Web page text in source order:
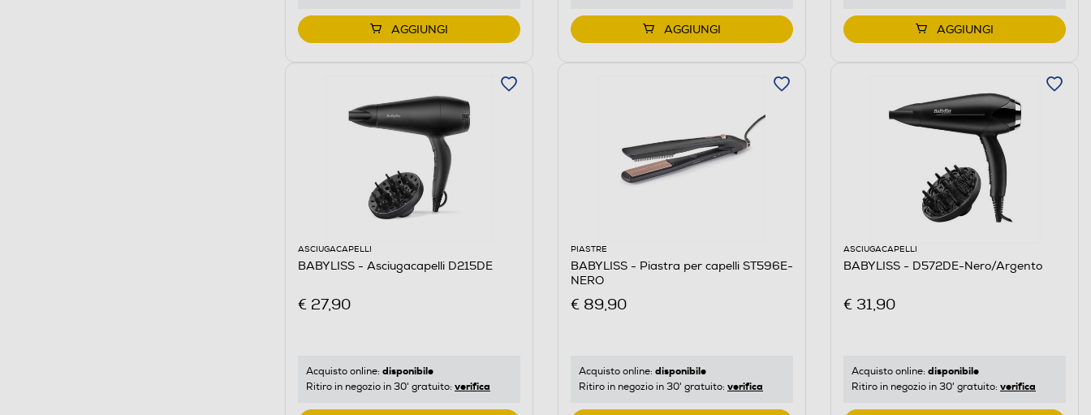
AGGIUNGI AGGIUNGI AGGIUNGI
ASCIUGACAPELLI
BABYLISS - Asciugacapelli D215DE
€ 27,90
Acquisto online: disponibile
Ritiro in negozio in 30' gratuito: verifica
PIASTRE
BABYLISS - Piastra per capelli ST596E-
NERO
€ 89,90
Acquisto online: disponibile
Ritiro in negozio in 30' gratuito: verifica
ASCIUGACAPELLI
BABYLISS - D572DE-Nero/Argento
€ 31,90
Acquisto online: disponibile
Ritiro in negozio in 30' gratuito: verifica